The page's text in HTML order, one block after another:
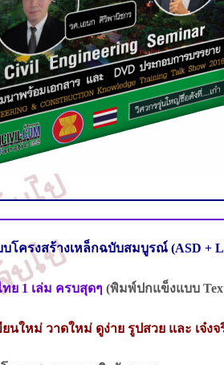
โครงสร้างเหล็กฉบับสมบูรณ์ (ASD +
ย 1 เล่ม ครบสุดๆ (พิมพ์ปกแข็งแบบ
นใหม่ วาดใหม่ ดูง่าย รูปสวย และ เจ๋งจ